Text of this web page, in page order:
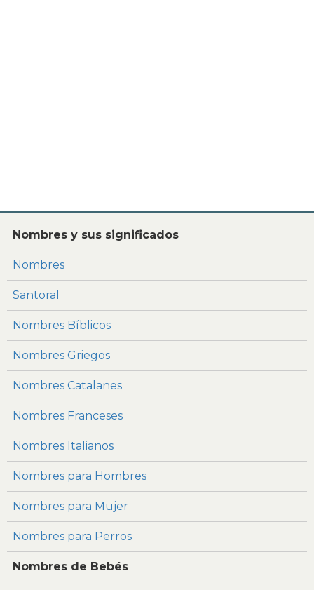
Nombres y sus significados
Nombres
Santoral
Nombres Bíblicos
Nombres Griegos
Nombres Catalanes
Nombres Franceses
Nombres Italianos
Nombres para Hombres
Nombres para Mujer
Nombres para Perros
Nombres de Bebés